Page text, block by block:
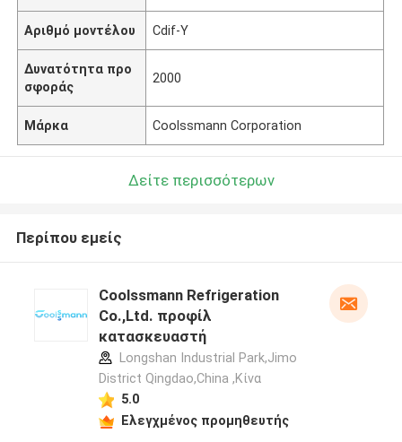
Αριθμό μοντέλου Cdif-Υ
Δυνατότητα προ
σφοράς
2000
Μάρκα Coolssmann Corporation
Δείτε περισσότερων
Περίπου εμείς
Coolssmann Refrigeration
Co.,Ltd. προφίλ
κατασκευαστή
Longshan Industrial Park,Jimo
District Qingdao,China ,Κίνα
5.0
Ελεγχμένος προμηθευτής